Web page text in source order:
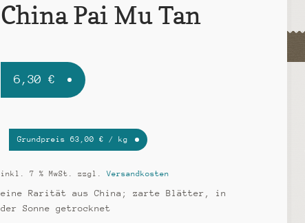
China Pai Mu Tan
6,30€
Grundpreis63,00€ / kg
inkl. 7 % MwSt. zzgl.Versandkosten
eine Rarität aus China; zarte Blätter, in
der Sonne getrocknet